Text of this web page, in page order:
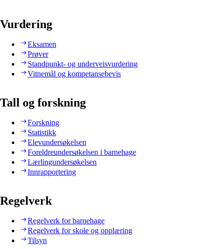
Vurdering
Eksamen
Prøver
Standpunkt- og underveisvurdering
Vitnemål og kompetansebevis
Tall og forskning
Forskning
Statistikk
Elevundersøkelsen
Foreldreundersøkelsen i barnehage
Lærlingundersøkelsen
Innrapportering
Regelverk
Regelverk for barnehage
Regelverk for skole og opplæring
Tilsyn